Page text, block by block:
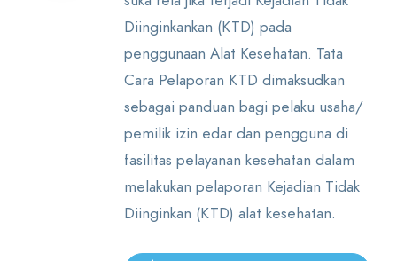
Diinginkankan (KTD) pada
penggunaan Alat Kesehatan. Tata
Cara Pelaporan KTD dimaksudkan
sebagai panduan bagi pelaku usaha/
pemilik izin edar dan pengguna di
fasilitas pelayanan kesehatan dalam
melakukan pelaporan Kejadian Tidak
Diinginkan (KTD) alat kesehatan.